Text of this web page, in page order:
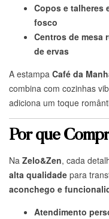
Copos e talheres
fosco
Centros de mesa
de ervas
A estampa Café da
combina com cozinhas
adiciona um toque
Por que
Na Zelo&Zen, cada
alta qualidade para
aconchego e
Atendimento